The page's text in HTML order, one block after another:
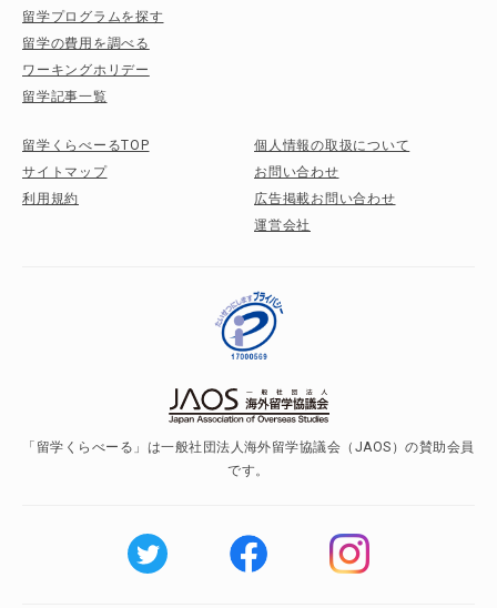
留学プログラムを探す
留学の費用を調べる
ワーキングホリデー
留学記事一覧
留学くらべーるTOP
サイトマップ
利用規約
個人情報の取扱について
お問い合わせ
広告掲載お問い合わせ
運営会社
「留学くらべーる」は一般社団法人海外留学協議会（JAOS）の賛助会員
です。